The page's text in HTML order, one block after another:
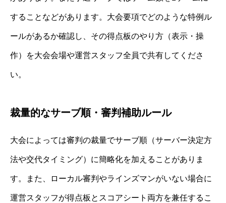
することなどがあります。大会要項でどのような特例ル
ールがあるか確認し、その得点板のやり方（表示・操
作）を大会会場や運営スタッフ全員で共有してくださ
い。
裁量的なサーブ順・審判補助ルール
大会によっては審判の裁量でサーブ順（サーバー決定方
法や交代タイミング）に簡略化を加えることがありま
す。また、ローカル審判やラインズマンがいない場合に
運営スタッフが得点板とスコアシート両方を兼任するこ